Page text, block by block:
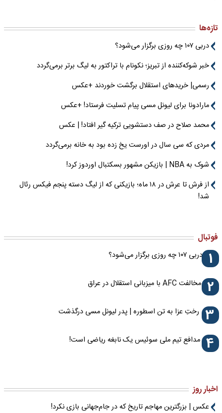
تازه‌ها
دربی ۱۰۷ چه روزی برگزار می‌شود؟
خبر شوکه‌کننده از تبریز؛ نکونام با تراکتور به لیگ برتر برمی‌گردد
رسمی| خریدهای استقلال برگشت خوردند +عکس
مارادونا برای لیونل مسی پیام تسلیت فرستاد! +عکس
محمد صلاح در صف دستشویی ترکیه گیر افتاد! | عکس
مردی که سی سال در اورست یخ زده بود به خانه برمی‌گردد
شوک به NBA | بازیکن مشهور بسکتبال اوردوز کرد!
از فرش تا عرش در ۱۸ ماه؛ بازیکنی که از لیگ دسته پنجم فیکس رئال
شد!
دومی حنا زرین‌کمر در رنکینگ المپیکی تکواندو
فوتبال
1 دربی ۱۰۷ چه روزی برگزار می‌شود؟
2 مخالفت AFC با میزبانی استقلال در عراق
3 رختِ عزا به تن اسطوره | پدر لیونل مسی درگذشت
4 مدافع تیم ملی سوئیس یک نابغه ریاضی است!
اخبار روز
عکس | بزرگترین مهاجم تاریخ که در جام‌جهانی بازی نکرد!